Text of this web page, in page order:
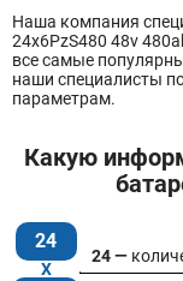
Наша компания
24х6PzS480 48v
все самые
наши специалисты
параметрам.
Какую
24
24 —